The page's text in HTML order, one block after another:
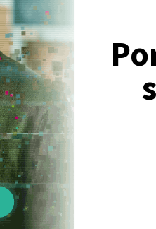
hodně zábavy a
světa. Jen z Čech a ze
dokonce získají v Austrálii
pobytů a emigrace.
do Austrálie, v Sydney pak
zkušenosti se
poradce. Služeb
, na Facebooku: